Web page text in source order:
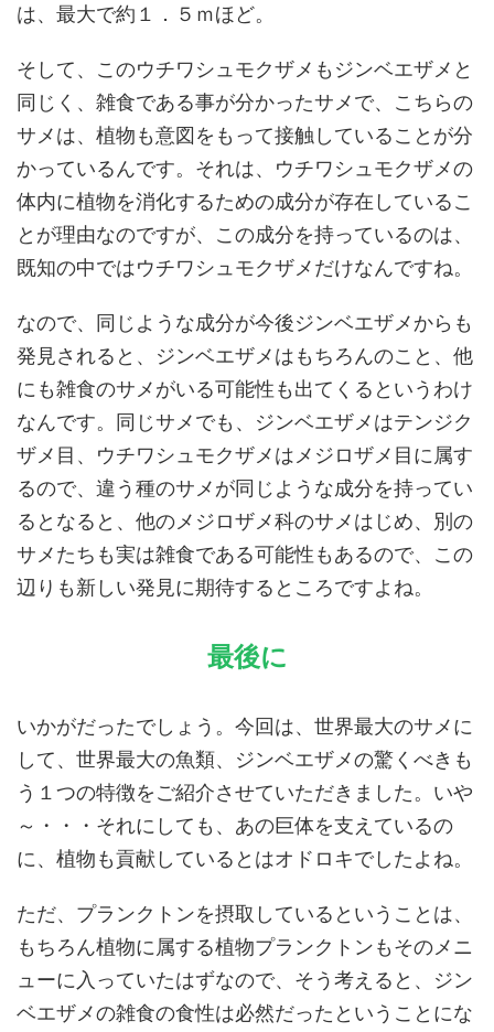
は、最大で約１．５ｍほど。
そして、このウチワシュモクザメもジンベエザメと
同じく、雑食である事が分かったサメで、こちらの
サメは、植物も意図をもって接触していることが分
かっているんです。それは、ウチワシュモクザメの
体内に植物を消化するための成分が存在しているこ
とが理由なのですが、この成分を持っているのは、
既知の中ではウチワシュモクザメだけなんですね。
なので、同じような成分が今後ジンベエザメからも
発見されると、ジンベエザメはもちろんのこと、他
にも雑食のサメがいる可能性も出てくるというわけ
なんです。同じサメでも、ジンベエザメはテンジク
ザメ目、ウチワシュモクザメはメジロザメ目に属す
るので、違う種のサメが同じような成分を持ってい
るとなると、他のメジロザメ科のサメはじめ、別の
サメたちも実は雑食である可能性もあるので、この
辺りも新しい発見に期待するところですよね。
最後に
いかがだったでしょう。今回は、世界最大のサメに
して、世界最大の魚類、ジンベエザメの驚くべきも
う１つの特徴をご紹介させていただきました。いや
～・・・それにしても、あの巨体を支えているの
に、植物も貢献しているとはオドロキでしたよね。
ただ、プランクトンを摂取しているということは、
もちろん植物に属する植物プランクトンもそのメニ
ューに入っていたはずなので、そう考えると、ジン
ベエザメの雑食の食性は必然だったということにな